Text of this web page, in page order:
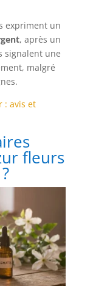
expriment un
, après un
signalent une
malgré
: avis et
fleurs